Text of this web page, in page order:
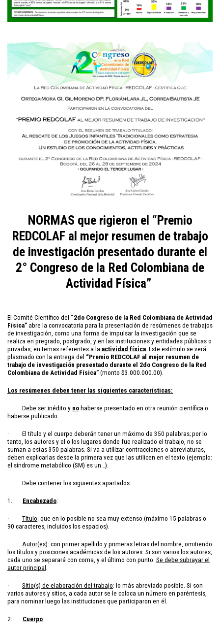
NORMAS que rigieron el “Premio
REDCOLAF al mejor resumen de trabajo
de investigación presentado durante el
2° Congreso de la Red Colombiana de
Actividad Física”
El Comité Científico del “2do Congreso de la Red Colombiana de Actividad
Física” abre la convocatoria para la presentación de resúmenes de trabajos
de investigación, como una forma de impulsar la investigación que se
realiza en pregrado, postgrado, y en las instituciones y entidades públicas o
privadas, en temas referentes a la actividad física . Este estímulo se verá
plasmado con la entrega del “Premio REDCOLAF al mejor resumen de
trabajo de investigación presentado durante el 2do Congreso de la Red
Colombiana de Actividad Física” (monto $3.000.000.00).
Los resúmenes deben tener las siguientes características:
· Debe ser inédito y no haberse presentado en otra reunión científica o
haberse publicado.
· El título y el cuerpo deberán tener un máximo de 350 palabras; por lo
tanto, los autores y el o los lugares donde fue realizado el trabajo, no se
suman a estas 350 palabras. Si va a utilizar contracciones o abreviaturas,
deben explicarlas desde la primera vez que las utilicen en el texto (ejemplo:
el síndrome metabólico (SM) es un…).
· Debe contener los siguientes apartados:
1. Encabezado:
· Título: que en lo posible no sea muy extenso (máximo 15 palabras o
90 caracteres, incluidos los espacios).
· Autor(es): con primer apellido y primeras letras del nombre, omitiendo
los títulos y posiciones académicas de los autores. Si son varios los autores,
cada uno se separará con coma, y el último con punto. Se debe subrayar el
autor principal
· Sitio(s) de elaboración del trabajo: lo más abreviado posible. Si son
varios autores y sitios, a cada autor se le coloca un número en paréntesis,
para nominar luego las instituciones que participaron en él.
2. Cuerpo: